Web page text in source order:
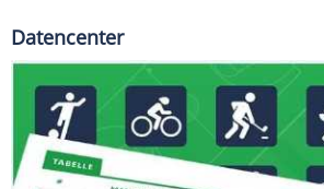
Datencenter